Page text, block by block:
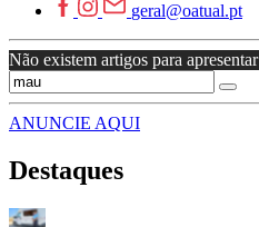
geral@oatual.pt
Não existem artigos para apresentar
ANUNCIE AQUI
Destaques